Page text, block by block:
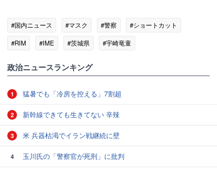
#国内ニュース #マスク #警察
#ショートカット
#RIM
#IME #茨城県 #宇崎竜童
政治ニュースランキング
1 猛暑でも「冷房を控える」7割超
2 新幹線できても生きてない 辛辣
3 米 兵器枯渇でイラン戦継続に壁
4 玉川氏の「警察官が死刑」に批判